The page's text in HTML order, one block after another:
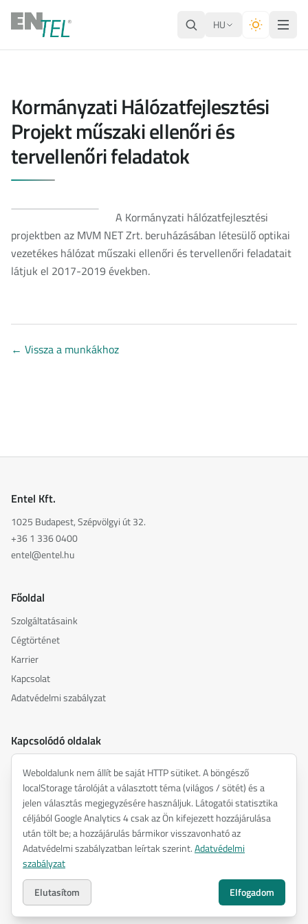
HU
Kormányzati Hálózatfejlesztési
Projekt műszaki ellenőri és
tervellenőri feladatok
A Kormányzati hálózatfejlesztési
projektben az MVM NET Zrt. beruházásában létesülő optikai
vezetékes hálózat műszaki ellenőri és tervellenőri feladatait
látjuk el 2017-2019 években.
← Vissza a munkákhoz
Entel Kft.
1025 Budapest, Szépvölgyi út 32.
+36 1 336 0400
entel@entel.hu
Főoldal
Szolgáltatásaink
Cégtörténet
Karrier
Kapcsolat
Adatvédelmi szabályzat
Kapcsolódó oldalak
inspiredacoustics.com
soundy.ai
irat.ai
2026ENTEL Műszaki Fejlesztő Kft. —
Minden jog fenntartva.
Adatvédelmi szabályzat
Weboldalunk nem állít be saját HTTP sütiket. A böngésző
localStorage tárolóját a választott téma (világos / sötét) és a
jelen választás megjegyzésére használjuk. Látogatói statisztika
céljából Google Analytics 4 csak az Ön kifejezett hozzájárulása
után tölt be; a hozzájárulás bármikor visszavonható az
Adatvédelmi szabályzatban leírtak szerint.Adatvédelmi
szabályzat
Elutasítom
Elfogadom